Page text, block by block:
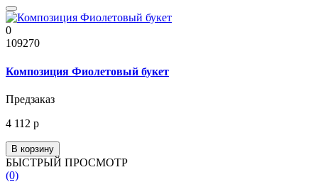
0
109270
Композиция Фиолетовый букет
Предзаказ
4 112 р
В корзину
БЫСТРЫЙ ПРОСМОТР
(0)